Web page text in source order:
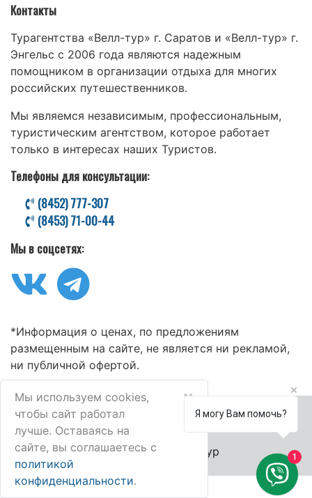
Контакты
Турагентства «Велл-тур» г. Саратов и «Велл-тур» г.
Энгельс с 2006 года являются надежным
помощником в организации отдыха для многих
российских путешественников.
Мы являемся независимым, профессиональным,
туристическим агентством, которое работает
только в интересах наших Туристов.
Телефоны для консультации:
(8452) 777-307
(8453) 71-00-44
Мы в соцсетях:
*Информация о ценах, по предложениям
размещенным на сайте, не является ни рекламой,
ни публичной офертой.
© 2006-2025 Велл-Тур
Мы используем cookies,
чтобы сайт работал
лучше. Оставаясь на
сайте, вы соглашаетесь с
политикой
конфиденциальности.
×
Я могу Вам помочь?
1